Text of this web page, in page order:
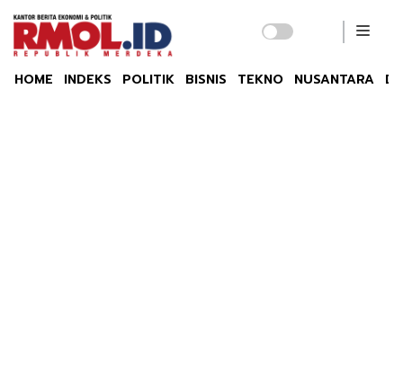
HOME INDEKS POLITIK BISNIS TEKNO NUSANTARA